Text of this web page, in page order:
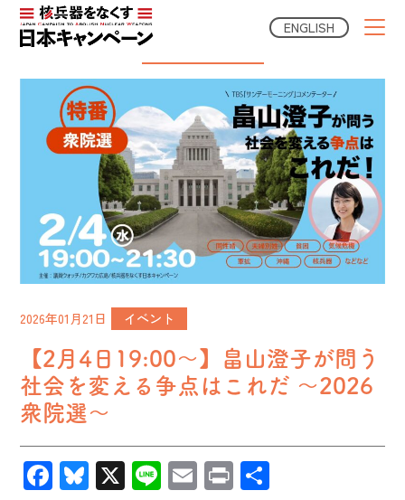
ENGLISH
Campaign News
2026年01月21日 イベント
【2月4日19:00～】畠山澄子が問う
社会を変える争点はこれだ ～2026
衆院選～
Facebook
Bluesky
X LineEmailPrint